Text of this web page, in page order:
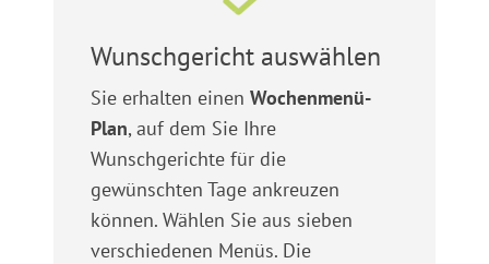
Wunschgericht auswählen
Sie erhalten einen Wochenmenü-
Plan, auf dem Sie Ihre
Wunschgerichte für die
gewünschten Tage ankreuzen
können. Wählen Sie aus sieben
verschiedenen Menüs. Die